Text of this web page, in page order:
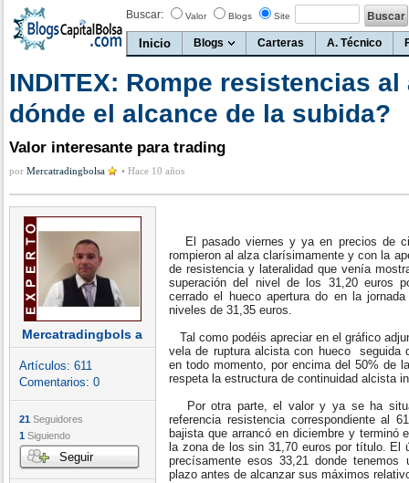
Buscar: Valor Blogs Site
Inicio Blogs Carteras A. Técnico
INDITEX: Rompe resistencias al
dónde el alcance de la subida?
Valor interesante para trading
por Mercatradingbolsa • Hace 10 años
Mercatradingbols a
Artículos: 611
Comentarios: 0
21 Seguidores
1 Siguiendo
Seguir
El pasado viernes y ya en precios de
rompieron al alza clarísimamente y con la
de resistencia y lateralidad que venía
superación del nivel de los 31,20 euros
cerrado el hueco apertura do en la
niveles de 31,35 euros.
Tal como podéis apreciar en el gráfico
vela de ruptura alcista con hueco seguida
en todo momento, por encima del 50% de
respeta la estructura de continuidad alcista
Por otra parte, el valor y ya se ha
referencia resistencia correspondiente al
bajista que arrancó en diciembre y terminó
la zona de los sin 31,70 euros por título. El
precísamente esos 33,21 donde tenemos
plazo antes de alcanzar sus máximos